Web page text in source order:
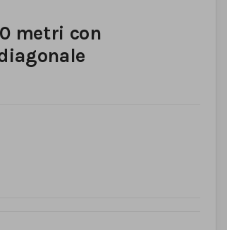
metri con